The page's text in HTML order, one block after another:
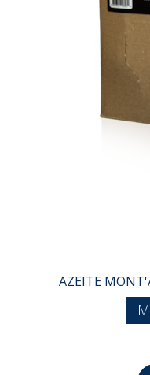
AZEITE